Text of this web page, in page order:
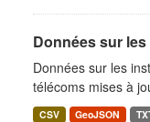
Données sur
Données sur les
télécoms mises à
CSV GeoJSON